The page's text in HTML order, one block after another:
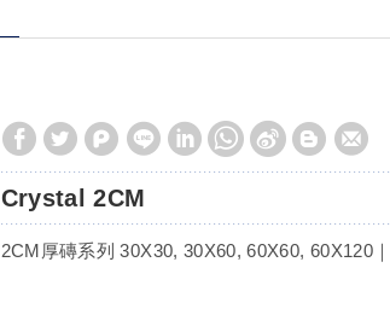
Crystal 2CM
2CM厚磚系列 30X30, 30X60, 60X60, 60X120